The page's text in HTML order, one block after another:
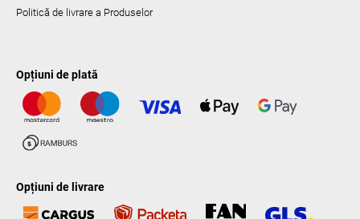
Politică de livrare a Produselor
Opțiuni de plată
Opțiuni de livrare